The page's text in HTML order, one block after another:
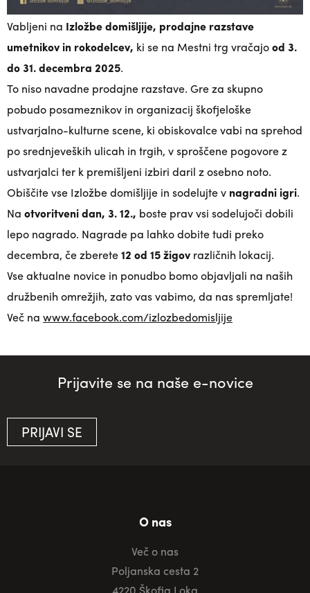
Vabljeni na Izložbe domišljije, prodajne razstave
umetnikov in rokodelcev, ki se na Mestni trg vračajood 3.
do 31. decembra 2025.
To niso navadne prodajne razstave. Gre za skupno
pobudo posameznikov in organizacij škofjeloške
ustvarjalno-kulturne scene, ki obiskovalce vabi na sprehod
po srednjeveških ulicah in trgih, v sproščene pogovore z
ustvarjalci ter k premišljeni izbiri daril z osebno noto.
Obiščite vse Izložbe domišljije in sodelujte v nagradni igri.
Na otvoritveni dan, 3. 12., boste prav vsi sodelujoči dobili
lepo nagrado. Nagrade pa lahko dobite tudi preko
decembra, če zberete12 od 15 žigov različnih lokacij.
Vse aktualne novice in ponudbo bomo objavljali na naših
družbenih omrežjih, zato vas vabimo, da nas spremljate!
Več na www.facebook.com/izlozbedomisljije
Prijavite se na naše e-novice
PRIJAVI SE
O nas
Več o nas
Poljanska cesta 2